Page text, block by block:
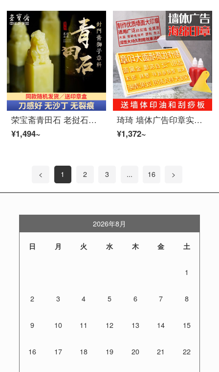
荣宝斋青田石 老挝石章料精品封门青篆刻印章闲章方形神兽如意钮毛笔书法姓名国画藏书章石头印章练习章石章 青田石狮子钮1.5*1.5cm（一方）
¥1,494~
琦琦 墙体广告印章实测实量刻字墙面盖章楼道开锁建筑工地表格便携式图章刻章定制大号logo章子刻印 30*20cm（配刮板+500ml印油+收纳盒）
¥1,372~
< 1 2 3 ... 16 >
2026年8月
日 月 火 水 木 金 土
1
2 3 4 5 6 7 8
9 10 11 12 13 14 15
16 17 18 19 20 21 22